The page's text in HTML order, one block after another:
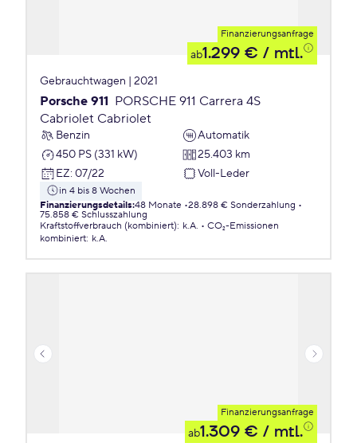
Finanzierungsanfrage
ab1.299 € / mtl.
Gebrauchtwagen | 2021
Porsche 911 PORSCHE 911 Carrera 4S
Cabriolet Cabriolet
Benzin
Automatik
450 PS (331 kW)
25.403 km
EZ: 07/22 Voll-Leder
in 4 bis 8 Wochen
Finanzierungsdetails:48 Monate 28.898 € Sonderzahlung
75.858 € Schlusszahlung
Kraftstoffverbrauch (kombiniert): k.A.
CO₂-Emissionen
kombiniert: k.A.
Finanzierungsanfrage
ab1.309 € / mtl.